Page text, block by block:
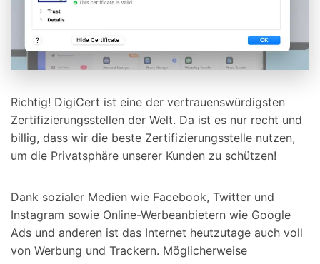
Richtig! DigiCert ist eine der vertrauenswürdigsten
Zertifizierungsstellen der Welt. Da ist es nur recht und
billig, dass wir die beste Zertifizierungsstelle nutzen,
um die Privatsphäre unserer Kunden zu schützen!
Dank sozialer Medien wie Facebook, Twitter und
Instagram sowie Online-Werbeanbietern wie Google
Ads und anderen ist das Internet heutzutage auch voll
von Werbung und Trackern. Möglicherweise